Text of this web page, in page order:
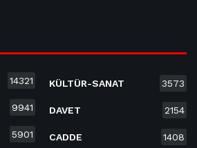
14321
9941
5901
KÜLTÜR-SANAT 3573
DAVET 2154
CADDE 1408